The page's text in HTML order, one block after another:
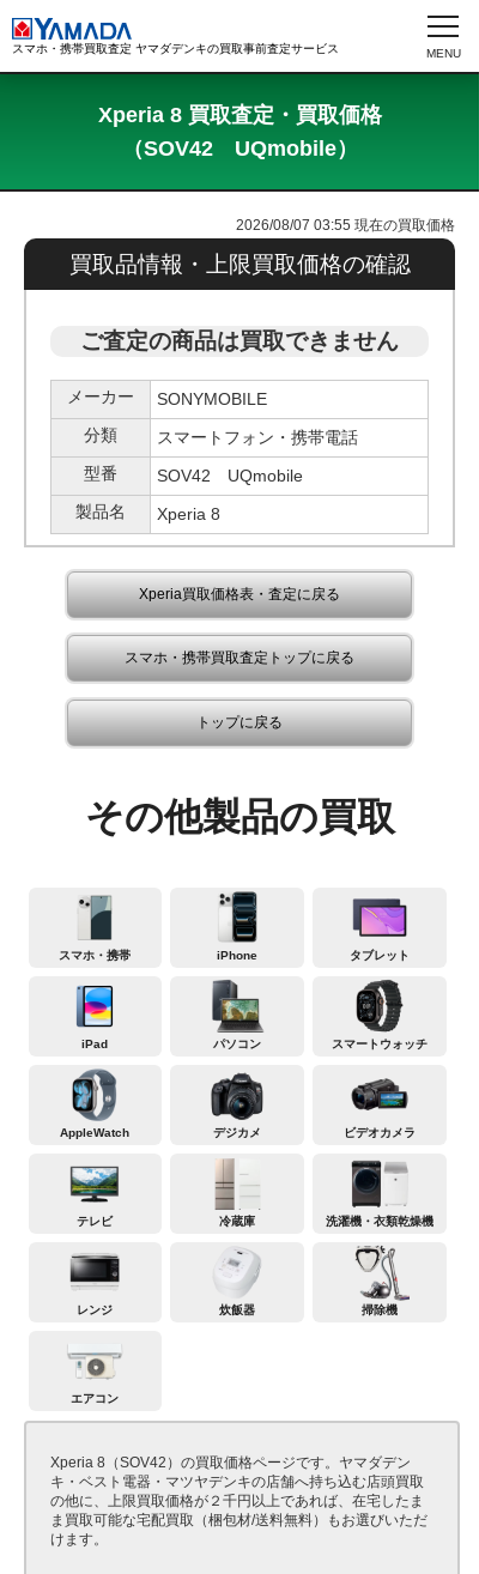
スマホ・携帯買取査定 ヤマダデンキの買取事前査定サービス
Xperia 8 買取査定・買取価格
（SOV42 UQmobile）
2026/08/07 03:55 現在の買取価格
買取品情報・上限買取価格の確認
ご査定の商品は買取できません
メーカー
SONYMOBILE
分類
スマートフォン・携帯電話
型番
SOV42 UQmobile
製品名
Xperia 8
Xperia買取価格表・査定に戻る
スマホ・携帯買取査定トップに戻る
トップに戻る
その他製品の買取
スマホ・携帯 iPhone タブレット
iPad パソコン スマートウォッチ
AppleWatch デジカメ ビデオカメラ
テレビ 冷蔵庫 洗濯機・衣類乾燥機
レンジ 炊飯器 掃除機
エアコン
Xperia 8（SOV42）の買取価格ページです。ヤマダデン
キ・ベスト電器・マツヤデンキの店舗へ持ち込む店頭買取
の他に、上限買取価格が２千円以上であれば、在宅したま
ま買取可能な宅配買取（梱包材/送料無料）もお選びいただ
けます。